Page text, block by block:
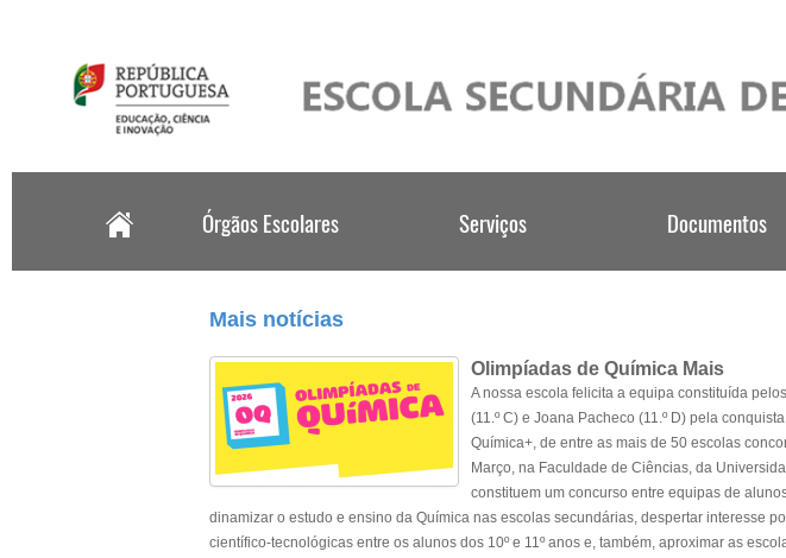
Mais notícias
Olimpíadas de Química Mais
A nossa escola felicita a equipa constituída
(11.º C) e Joana Pacheco (11.º D) pela
Química+, de entre as mais de 50 escolas
Março, na Faculdade de Ciências, da
constituem um concurso entre equipas de
dinamizar o estudo e ensino da Química nas escolas secundárias, despertar interesse
científico-tecnológicas entre os alunos dos 10º e 11º anos e, também, aproximar as